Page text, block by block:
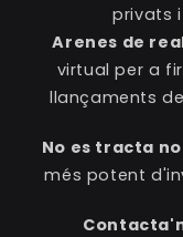
privats
Arenes de
virtual per a
llançaments
No es tracta
més potent